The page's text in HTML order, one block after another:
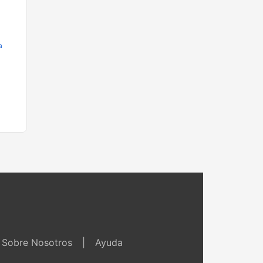
Sobre Nosotros Ayuda